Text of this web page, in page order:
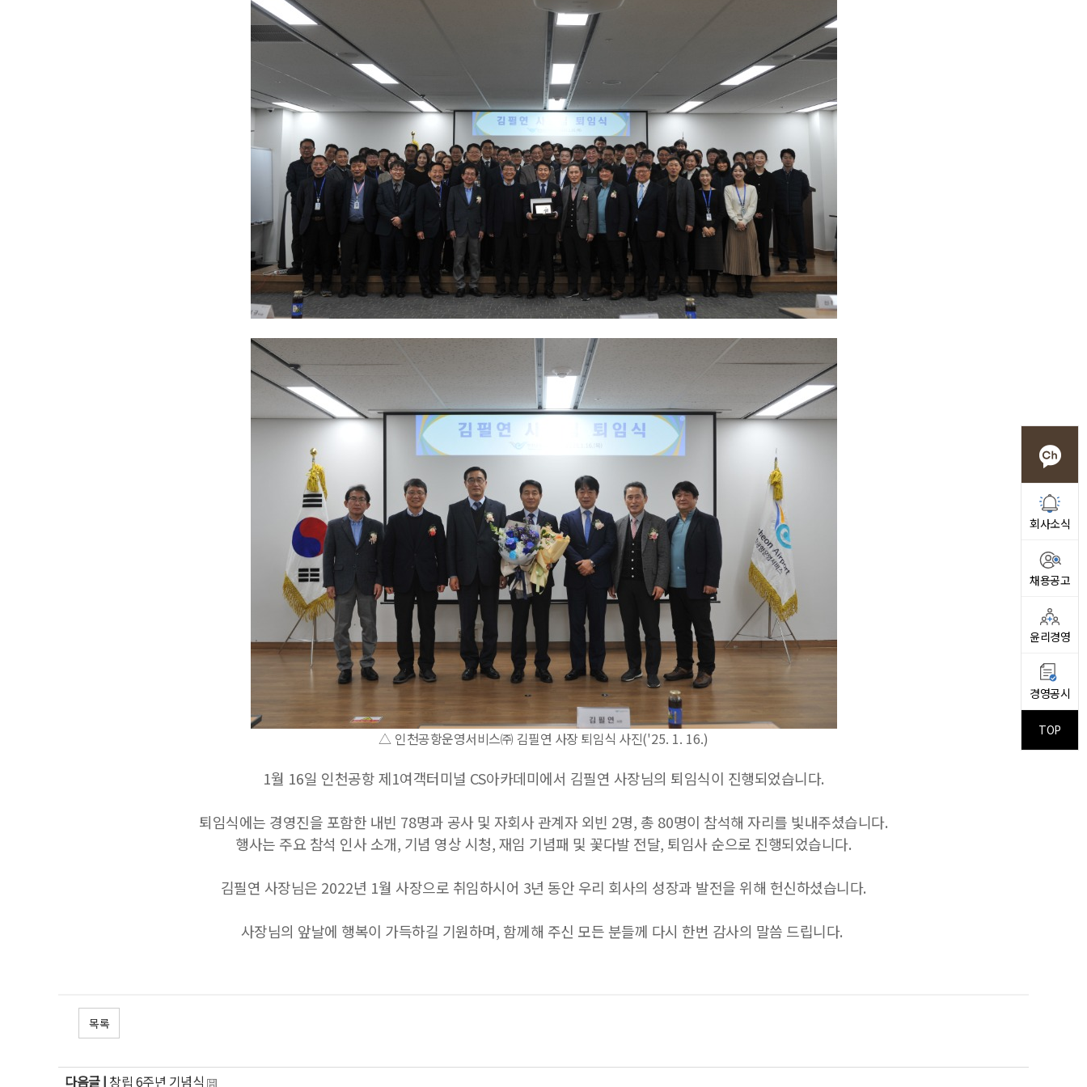
△ 인천공항운영서비스㈜ 김필연 사장 퇴임식 사진('25. 1. 16.)
1월 16일 인천공항 제1여객터미널 CS아카데미에서 김필연 사장님의 퇴임식이 진행되었습니다.
퇴임식에는 경영진을 포함한 내빈 78명과 공사 및 자회사 관계자 외빈 2명, 총 80명이 참석해 자리를 빛내주셨습니다.
행사는 주요 참석 인사 소개, 기념 영상 시청,재임 기념패 및 꽃다발 전달, 퇴임사 순으로 진행되었습니다.
김필연 사장님은 2022년 1월 사장으로 취임하시어 3년 동안 우리 회사의 성장과 발전을 위해 헌신하셨습니다.
사장님의 앞날에 행복이 가득하길 기원하며, 함께해 주신 모든 분들께 다시 한번 감사의 말씀 드립니다.
목록
다음글 | 창립 6주년 기념식
회사소식
채용공고
윤리경영
경영공시
TOP